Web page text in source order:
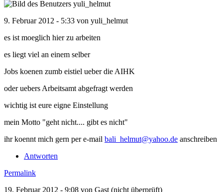
9. Februar 2012 - 5:33 von yuli_helmut
es ist moeglich hier zu arbeiten
es liegt viel an einem selber
Jobs koenen zumb eistiel ueber die AIHK
oder uebers Arbeitsamt abgefragt werden
wichtig ist eure eigne Einstellung
mein Motto "geht nicht.... gibt es nicht"
ihr koennt mich gern per e-mail bali_helmut@yahoo.de anschreiben
Antworten
Permalink
19. Februar 2012 - 9:08 von Gast (nicht überprüft)